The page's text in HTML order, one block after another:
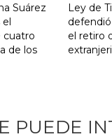
Suárez
el
cuatro
de los
Ley de
el retiro
PUEDE